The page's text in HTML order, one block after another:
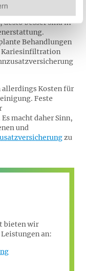
besser sind in
Behandlungen
Kariesinfiltration
allerdings Kosten für
Feste
macht daher Sinn,
und
zu
bieten wir
an: